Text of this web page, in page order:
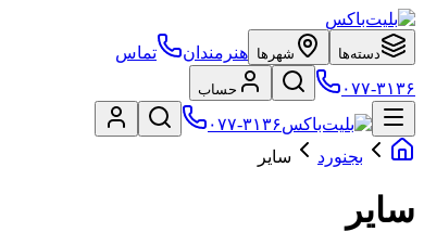
دسته‌ها شهرها هنرمندان
تماس
۰۷۷-۳۱۳۶
حساب
۰۷۷-۳۱۳۶
بجنورد
سایر
سایر